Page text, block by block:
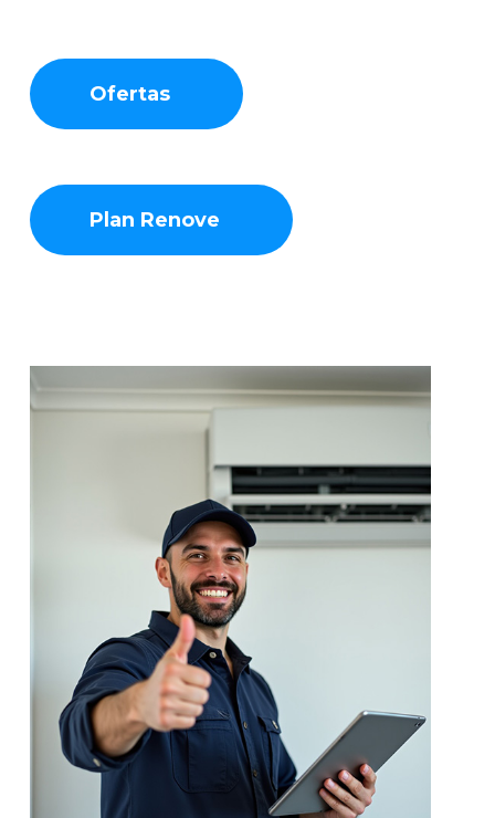
Ofertas
Plan Renove